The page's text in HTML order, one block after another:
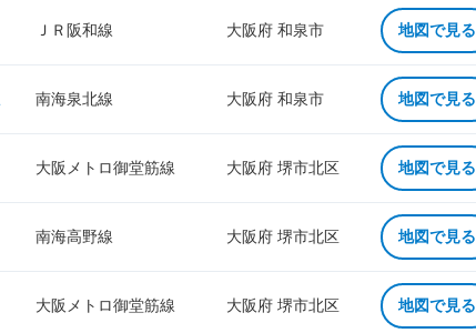
ＪＲ阪和線 大阪府 和泉市 地図で見る
南海泉北線 大阪府 和泉市 地図で見る
大阪メトロ御堂筋線 大阪府 堺市北区 地図で見る
南海高野線 大阪府 堺市北区 地図で見る
大阪メトロ御堂筋線 大阪府 堺市北区 地図で見る